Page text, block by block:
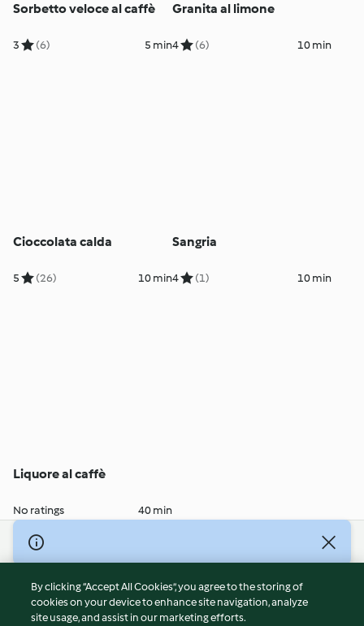
Sorbetto veloce al caffè
3 (6) 5 min
Granita al limone
4 (6) 10 min
Cioccolata calda
5 (26) 10 min
Sangria
4 (1) 10 min
Liquore al caffè
No ratings 40 min
© Copyright 2026
Terms of Service
Privacy Policy
By clicking “Accept All Cookies”, you agree to the storing of
cookies on your device to enhance site navigation, analyze
site usage, and assist in our marketing efforts.